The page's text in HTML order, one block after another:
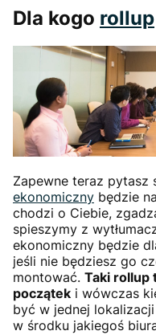
Dla kogo rollup
Zapewne teraz pytasz
ekonomiczny będzie
chodzi o Ciebie,
spieszymy z
ekonomiczny będzie
jeśli nie będziesz go
montować. Taki rollup
początek i wówczas
być w jednej
w środku jakiegoś